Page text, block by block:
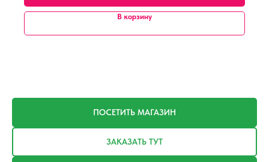
В корзину
ПОСЕТИТЬ МАГАЗИН
ЗАКАЗАТЬ ТУТ